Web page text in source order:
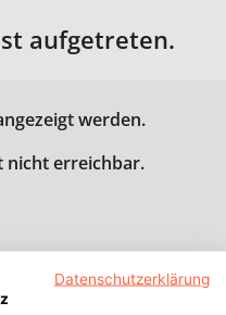
aufgetreten.
werden.
nicht erreichbar.
Datenschutzerklärung